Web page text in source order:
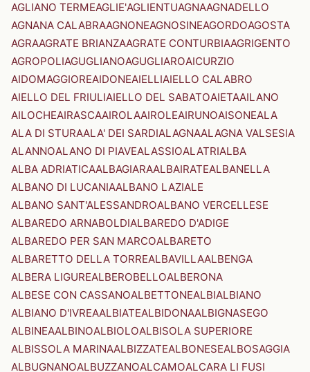
AGLIANO TERMEAGLIE'AGLIENTUAGNAAGNADELLO
AGNANA CALABRAAGNONEAGNOSINEAGORDOAGOSTA
AGRAAGRATE BRIANZAAGRATE CONTURBIAAGRIGENTO
AGROPOLIAGUGLIANOAGUGLIAROAICURZIO
AIDOMAGGIOREAIDONEAIELLIAIELLO CALABRO
AIELLO DEL FRIULIAIELLO DEL SABATOAIETAAILANO
AILOCHEAIRASCAAIROLAAIROLEAIRUNOAISONEALA
ALA DI STURAALA' DEI SARDIALAGNAALAGNA VALSESIA
ALANNOALANO DI PIAVEALASSIOALATRIALBA
ALBA ADRIATICAALBAGIARAALBAIRATEALBANELLA
ALBANO DI LUCANIAALBANO LAZIALE
ALBANO SANT'ALESSANDROALBANO VERCELLESE
ALBAREDO ARNABOLDIALBAREDO D'ADIGE
ALBAREDO PER SAN MARCOALBARETO
ALBARETTO DELLA TORREALBAVILLAALBENGA
ALBERA LIGUREALBEROBELLOALBERONA
ALBESE CON CASSANOALBETTONEALBIALBIANO
ALBIANO D'IVREAALBIATEALBIDONAALBIGNASEGO
ALBINEAALBINOALBIOLOALBISOLA SUPERIORE
ALBISSOLA MARINAALBIZZATEALBONESEALBOSAGGIA
ALBUGNANOALBUZZANOALCAMOALCARA LI FUSI